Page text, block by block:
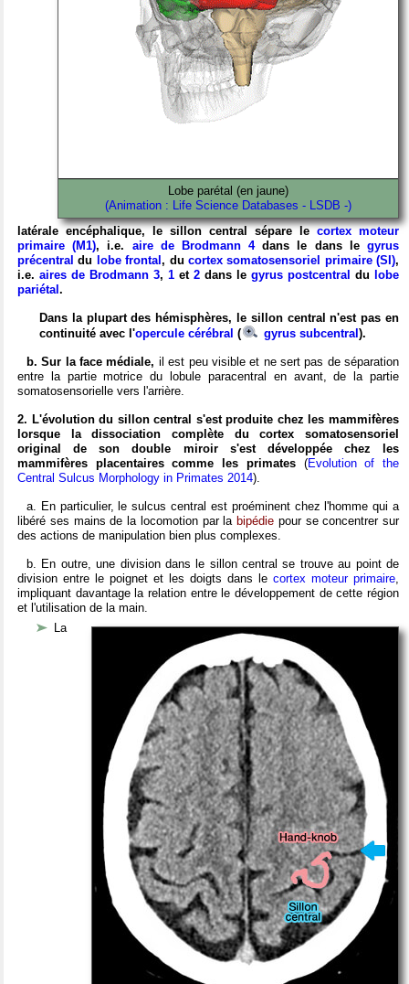
Lobe parétal (en jaune)
(Animation : Life Science Databases - LSDB -)
latérale encéphalique, le sillon central sépare lecortex moteur
primaire (M1), i.e. aire de Brodmann 4dans le dans legyrus
précentral du lobe frontal, du cortex somatosensoriel primaire (SI),
i.e. aires de Brodmann 3, 1 et 2 dans le gyrus postcentral du
lobe
pariétal .
Dans la plupart des hémisphères, le sillon central n'est pas en
continuité avec l'opercule cérébral ( gyrus subcentral ).
b. Sur la face médiale, il est peu visible et ne sert pas de séparation
entre la partie motrice du lobule paracentral en avant, de la partie
somatosensorielle vers l'arrière.
2. L'évolution du sillon central s'est produite chez les mammifères
lorsque la dissociation complète du cortex somatosensoriel
original de son double miroir s'est développée chez les
mammifères placentaires comme les primates(Evolution of the
Central Sulcus Morphology in Primates 2014).
a. En particulier, le sulcus central est proéminent chez l'homme qui a
libéré ses mains de la locomotion par la bipédie pour se concentrer sur
des actions de manipulation bien plus complexes.
b. En outre, une division dans le sillon central se trouve au point de
division entre le poignet et les doigts dans le cortex moteur primaire,
impliquant davantage la relation entre le développement de cette région
et l'utilisation de la main.
La